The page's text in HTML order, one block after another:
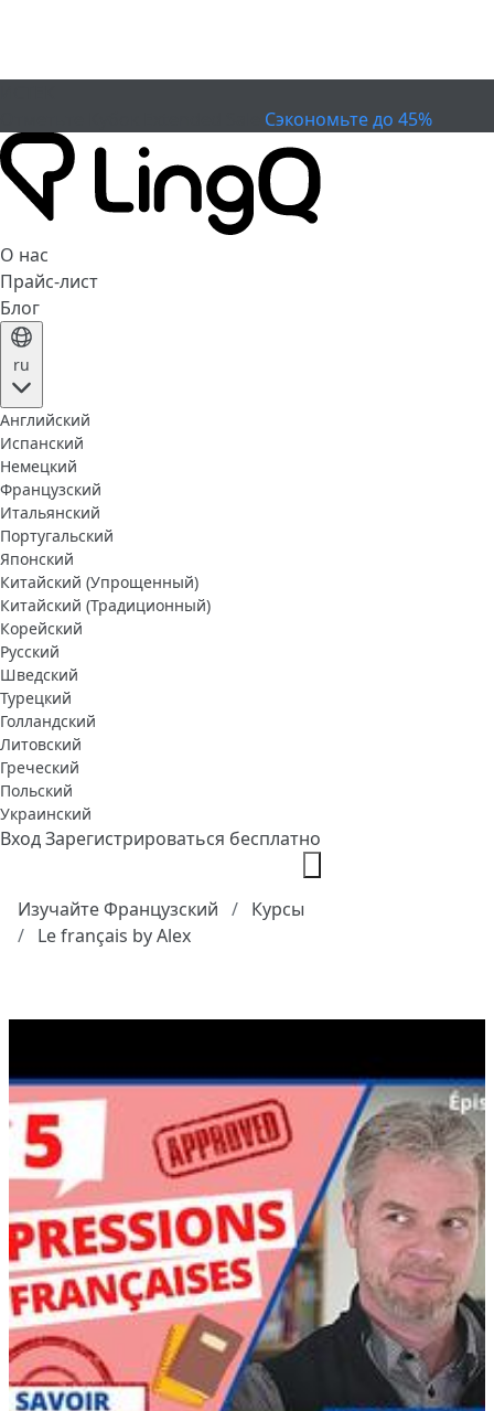
Сэкономьте до 45%
О нас
Прайс-лист
Блог
ru
Английский
Испанский
Немецкий
Французский
Итальянский
Португальский
Японский
Китайский (Упрощенный)
Китайский (Традиционный)
Корейский
Русский
Шведский
Турецкий
Голландский
Литовский
Греческий
Польский
Украинский
ВходЗарегистрироваться бесплатно
Изучайте Французский
Курсы
Le français by Alex